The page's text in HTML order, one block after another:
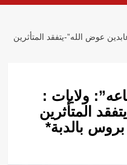
عوض الله”-يتفقد المتأثرين
ولايات :
المتأثرين
بالدبة*